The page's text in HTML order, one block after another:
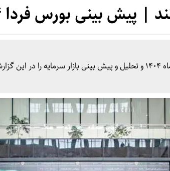
بینی بورس فردا ۴ شهریور ۱۴۰۴